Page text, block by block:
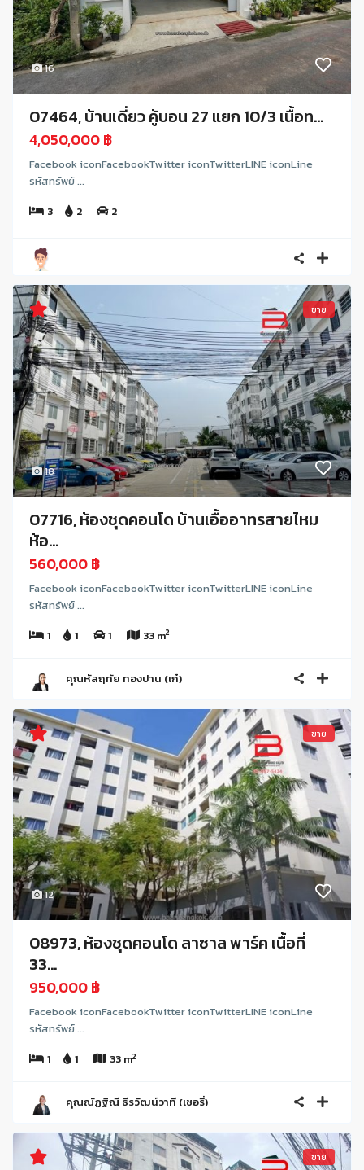
16
07464, บ้านเดี่ยว คู้บอน 27 แยก 10/3 เนื้อท...
4,050,000 ฿
Facebook iconFacebookTwitter iconTwitterLINE iconLine
รหัสทรัพย์ ...
3
2 2
18
ขาย
07716, ห้องชุดคอนโด บ้านเอื้ออาทรสายไหม
ห้อ...
560,000 ฿
Facebook iconFacebookTwitter iconTwitterLINE iconLine
รหัสทรัพย์ ...
1
1 1 33 m2
คุณหัสฤทัย ทองปาน (เก๋)
12
ขาย
08973, ห้องชุดคอนโด ลาซาล พาร์ค เนื้อที่
33...
950,000 ฿
Facebook iconFacebookTwitter iconTwitterLINE iconLine
รหัสทรัพย์ ...
1
1 33 m2
คุณณัฏฐิณี ธีรวัฒน์วาที (เชอรี่)
ขาย